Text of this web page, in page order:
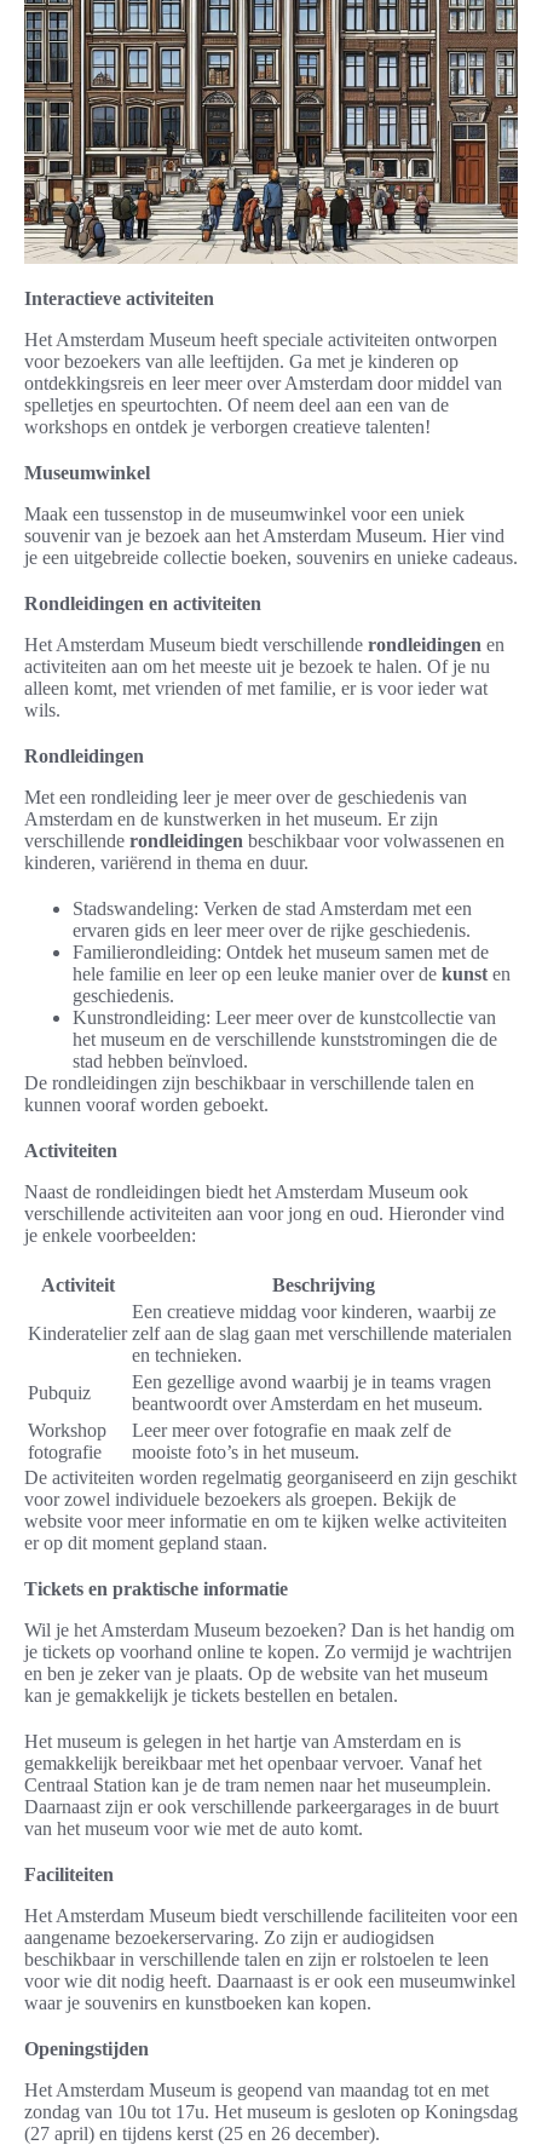
Interactieve activiteiten
Het Amsterdam Museum heeft speciale activiteiten ontworpen
voor bezoekers van alle leeftijden. Ga met je kinderen op
ontdekkingsreis en leer meer over Amsterdam door middel van
spelletjes en speurtochten. Of neem deel aan een van de
workshops en ontdek je verborgen creatieve talenten!
Museumwinkel
Maak een tussenstop in de museumwinkel voor een uniek
souvenir van je bezoek aan het Amsterdam Museum. Hier vind
je een uitgebreide collectie boeken, souvenirs en unieke cadeaus.
Rondleidingen en activiteiten
Het Amsterdam Museum biedt verschillende rondleidingen en
activiteiten aan om het meeste uit je bezoek te halen. Of je nu
alleen komt, met vrienden of met familie, er is voor ieder wat
wils.
Rondleidingen
Met een rondleiding leer je meer over de geschiedenis van
Amsterdam en de kunstwerken in het museum. Er zijn
verschillende rondleidingen beschikbaar voor volwassenen en
kinderen, variërend in thema en duur.
Stadswandeling: Verken de stad Amsterdam met een
ervaren gids en leer meer over de rijke geschiedenis.
Familierondleiding: Ontdek het museum samen met de
hele familie en leer op een leuke manier over de kunst en
geschiedenis.
Kunstrondleiding: Leer meer over de kunstcollectie van
het museum en de verschillende kunststromingen die de
stad hebben beïnvloed.
De rondleidingen zijn beschikbaar in verschillende talen en
kunnen vooraf worden geboekt.
Activiteiten
Naast de rondleidingen biedt het Amsterdam Museum ook
verschillende activiteiten aan voor jong en oud. Hieronder vind
je enkele voorbeelden:
Activiteit Beschrijving
Kinderatelier
Een creatieve middag voor kinderen, waarbij ze
zelf aan de slag gaan met verschillende materialen
en technieken.
Pubquiz
Een gezellige avond waarbij je in teams vragen
beantwoordt over Amsterdam en het museum.
Workshop
fotografie
Leer meer over fotografie en maak zelf de
mooiste foto’s in het museum.
De activiteiten worden regelmatig georganiseerd en zijn geschikt
voor zowel individuele bezoekers als groepen. Bekijk de
website voor meer informatie en om te kijken welke activiteiten
er op dit moment gepland staan.
Tickets en praktische informatie
Wil je het Amsterdam Museum bezoeken? Dan is het handig om
je tickets op voorhand online te kopen. Zo vermijd je wachtrijen
en ben je zeker van je plaats. Op de website van het museum
kan je gemakkelijk je tickets bestellen en betalen.
Het museum is gelegen in het hartje van Amsterdam en is
gemakkelijk bereikbaar met het openbaar vervoer. Vanaf het
Centraal Station kan je de tram nemen naar het museumplein.
Daarnaast zijn er ook verschillende parkeergarages in de buurt
van het museum voor wie met de auto komt.
Faciliteiten
Het Amsterdam Museum biedt verschillende faciliteiten voor een
aangename bezoekerservaring. Zo zijn er audiogidsen
beschikbaar in verschillende talen en zijn er rolstoelen te leen
voor wie dit nodig heeft. Daarnaast is er ook een museumwinkel
waar je souvenirs en kunstboeken kan kopen.
Openingstijden
Het Amsterdam Museum is geopend van maandag tot en met
zondag van 10u tot 17u. Het museum is gesloten op Koningsdag
(27 april) en tijdens kerst (25 en 26 december).